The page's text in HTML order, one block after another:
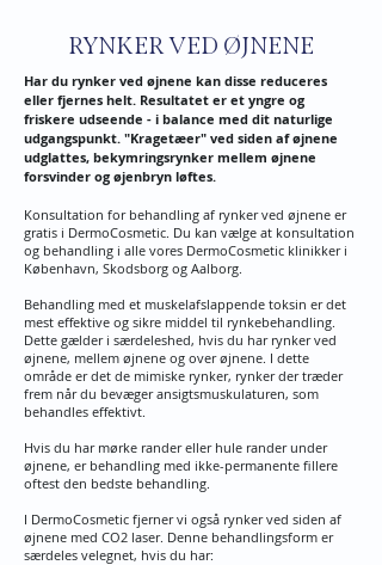
RYNKER VED ØJNENE
Har du rynker ved øjnene kan disse reduceres
eller fjernes helt. Resultatet er et yngre og
friskere udseende - i balance med dit naturlige
udgangspunkt. "Kragetæer" ved siden af øjnene
udglattes, bekymringsrynker mellem øjnene
forsvinder og øjenbryn løftes.
Konsultation for behandling af rynker ved øjnene er
gratis i DermoCosmetic. Du kan vælge at konsultation
og behandling i alle vores DermoCosmetic klinikker i
København, Skodsborg og Aalborg.
Behandling med et muskelafslappende toksin er det
mest effektive og sikre middel til rynkebehandling.
Dette gælder i særdeleshed, hvis du har rynker ved
øjnene, mellem øjnene og over øjnene. I dette
område er det de mimiske rynker, rynker der træder
frem når du bevæger ansigtsmuskulaturen, som
behandles effektivt.
Hvis du har mørke rander eller hule rander under
øjnene, er behandling med ikke-permanente fillere
oftest den bedste behandling.
I DermoCosmetic fjerner vi også rynker ved siden af
øjnene med CO2 laser. Denne behandlingsform er
særdeles velegnet, hvis du har: